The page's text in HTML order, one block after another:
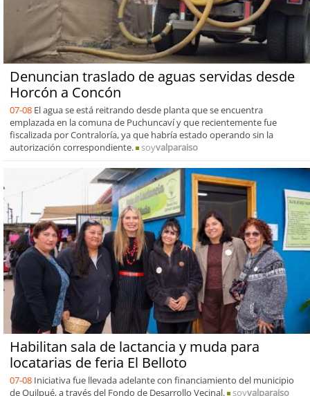
Denuncian traslado de aguas servidas desde
Horcón a Concón
07-08 El agua se está reitrando desde planta que se encuentra
emplazada en la comuna de Puchuncaví y que recientemente fue
fiscalizada por Contraloría, ya que habría estado operando sin la
autorización correspondiente.
soyvalparaiso
Habilitan sala de lactancia y muda para
locatarias de feria El Belloto
07-08 Iniciativa fue llevada adelante con financiamiento del municipio
de Quilpué, a través del Fondo de Desarrollo Vecinal.
soyvalparaiso